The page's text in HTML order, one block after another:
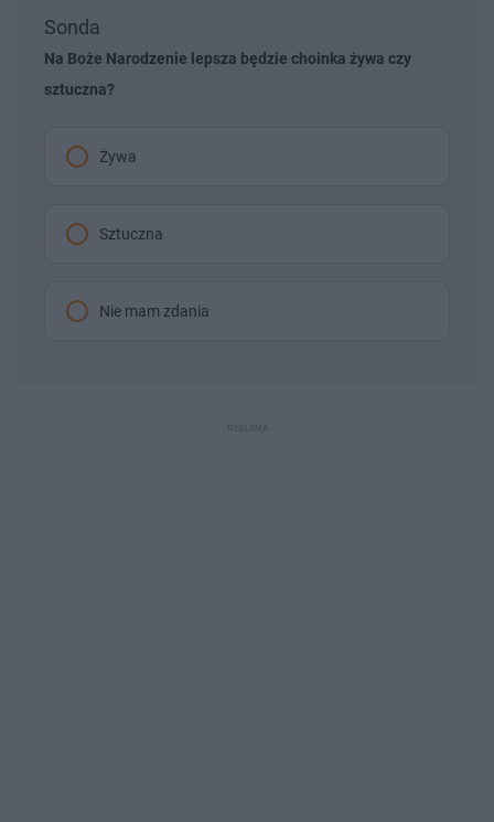
Sonda
Na Boże Narodzenie lepsza będzie choinka żywa czy
sztuczna?
Żywa
Sztuczna
Nie mam zdania